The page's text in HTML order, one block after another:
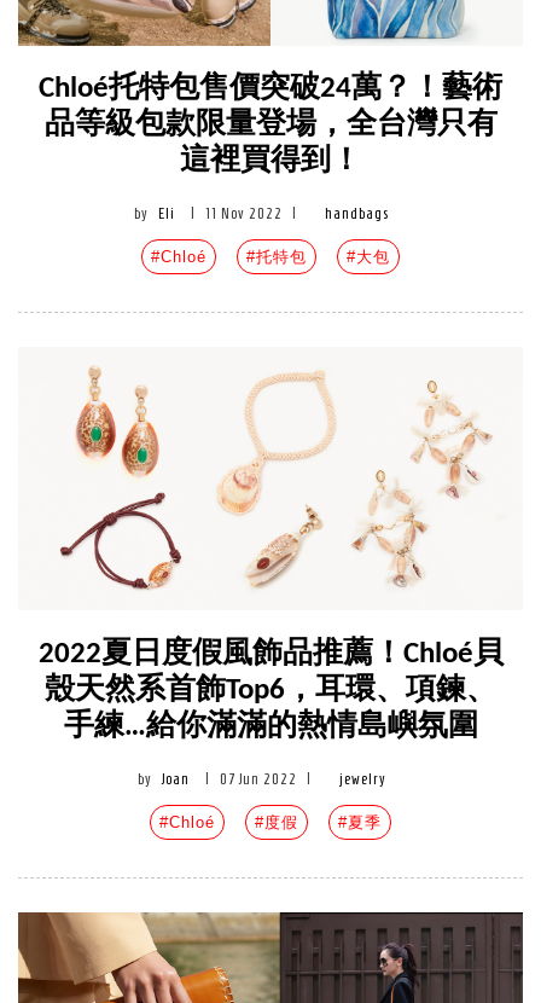
Chloé托特包售價突破24萬？！藝術
品等級包款限量登場，全台灣只有
這裡買得到！
by Eli 11 Nov 2022 handbags
#Chloé #托特包 #大包
2022夏日度假風飾品推薦！Chloé貝
殼天然系首飾Top6，耳環、項鍊、
手練…給你滿滿的熱情島嶼氛圍
by Joan 07 Jun 2022 jewelry
#Chloé #度假 #夏季